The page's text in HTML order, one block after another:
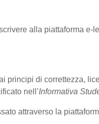
alla piattaforma
principi di correttezza,
nell’Informativa
attraverso la